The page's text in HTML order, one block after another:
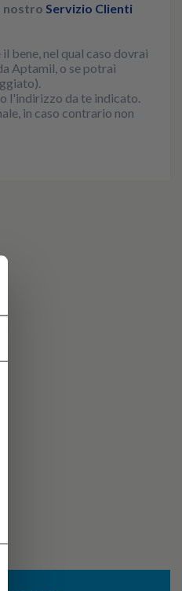
nostro Servizio Clienti
bene, nel qual caso dovrai
Aptamil, o se potrai
l'indirizzo da te indicato.
in caso contrario non